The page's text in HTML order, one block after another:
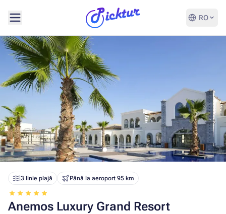
RO
3 linie plajă Până la aeroport 95 km
Anemos Luxury Grand Resort